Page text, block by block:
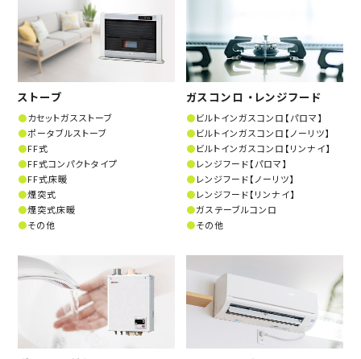
ストーブ
カセットガスストーブ
ポータブルストーブ
FF式
FF式コンパクトタイプ
FF式床暖
煙突式
煙突式床暖
その他
ガスコンロ ・レンジフード
ビルトインガスコンロ【パロマ】
ビルトインガスコンロ【ノーリツ】
ビルトインガスコンロ【リンナイ】
レンジフード【パロマ】
レンジフード【ノーリツ】
レンジフード【リンナイ】
ガステーブルコンロ
その他